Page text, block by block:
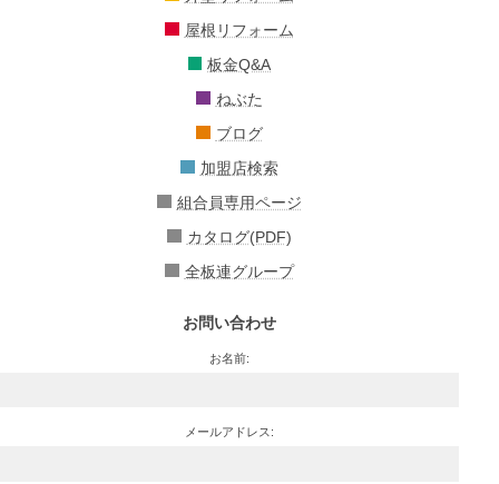
屋根リフォーム
板金Q&A
ねぶた
ブログ
加盟店検索
組合員専用ページ
カタログ(PDF)
全板連グループ
お問い合わせ
お名前:
メールアドレス: